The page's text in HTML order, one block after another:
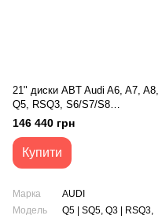
21" диски ABT Audi A6, A7, A8,
Q5, RSQ3, S6/S7/S8
(2190301266)
146 440 грн
Купити
Марка
AUDI
Модель
Q5 | SQ5, Q3 | RSQ3,